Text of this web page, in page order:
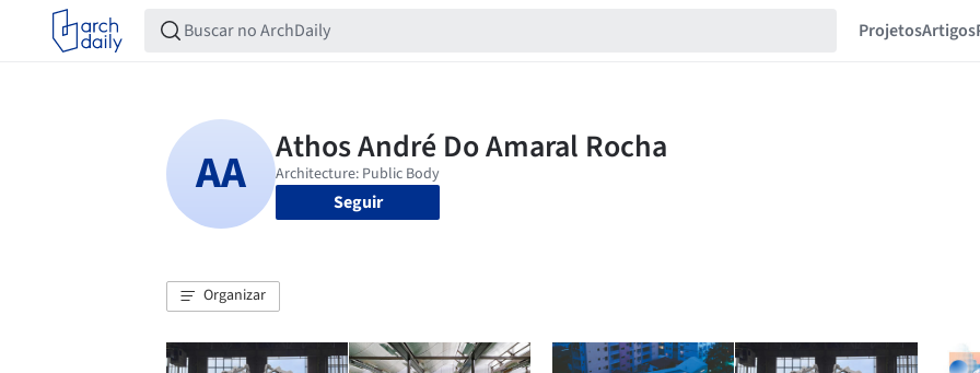
ProjetosArtigos
Seguir
Organizar